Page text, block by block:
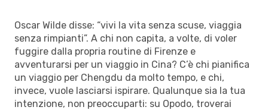
Oscar Wilde disse: “vivi la vita senza scuse, viaggia
senza rimpianti”. A chi non capita, a volte, di voler
fuggire dalla propria routine di Firenze e
avventurarsi per un viaggio in Cina? C’è chi pianifica
un viaggio per Chengdu da molto tempo, e chi,
invece, vuole lasciarsi ispirare. Qualunque sia la tua
intenzione, non preoccuparti: su Opodo, troverai